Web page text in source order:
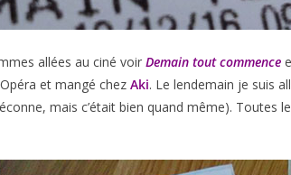
allées au ciné voir Demain tout commence
et mangé chez Aki. Le lendemain je suis
mais c’était bien quand même). Toutes